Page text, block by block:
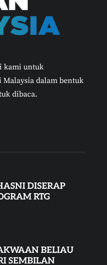
kami untuk
dalam bentuk
dibaca.
DISERAP
RTG
BELIAU
SEMBILAN